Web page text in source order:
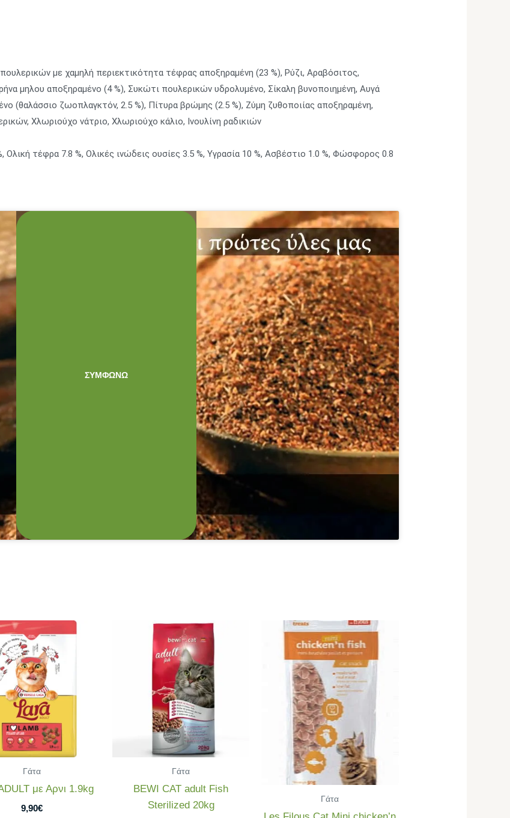
με χαμηλή περιεκτικότητα τέφρας αποξηραμένη (23 %), Ρύζι, Αραβόσιτος,
μηλου αποξηραμένο (4 %), Συκώτι πουλερικών υδρολυμένο, Σίκαλη βυνοποιημένη, Αυγά
(θαλάσσιο ζωοπλαγκτόν, 2.5 %), Πίτυρα βρώμης (2.5 %), Ζύμη ζυθοποιίας αποξηραμένη,
Χλωριούχο νάτριο, Χλωριούχο κάλιο, Ινουλίνη ραδικιών
Ολική τέφρα 7.8 %, Ολικές ινώδεις ουσίες 3.5 %, Υγρασία 10 %, Ασβέστιο 1.0 %, Φώσφορος 0.8
ΣΥΜΦΩΝΏ
Γάτα
με Αρνι 1.9kg
9,90€
Γάτα
BEWI CAT adult Fish
Sterilized 20kg
Γάτα